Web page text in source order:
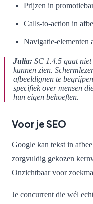
Prijzen in
Calls-to-action in
Navigatie-elementen
Julia: SC 1.4.5 gaat
kunnen zien.
afbeeldignen te begrijpen
specifiek over mensen
hun eigen behoeften.
Voor je SEO
Google kan tekst in
zorgvuldig gekozen
Onzichtbaar voor
Je concurrent die wél